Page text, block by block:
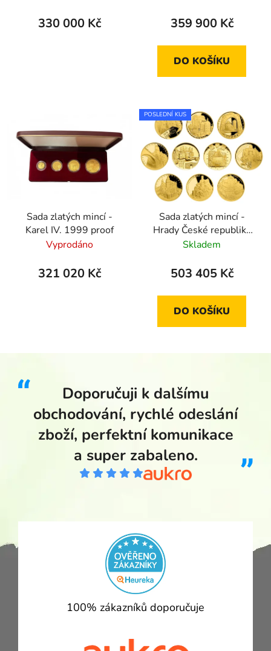
330 000 Kč 359 900 Kč
DO KOŠÍKU
Sada zlatých mincí -
Karel IV. 1999 proof
Vyprodáno
321 020 Kč
POSLEDNÍ KUS
Sada zlatých mincí -
Hrady České republiky
2016-2020 proof
Skladem
503 405 Kč
DO KOŠÍKU
Doporučuji k dalšímu
obchodování, rychlé odeslání
zboží, perfektní komunikace
a super zabaleno.
100% zákazníků doporučuje